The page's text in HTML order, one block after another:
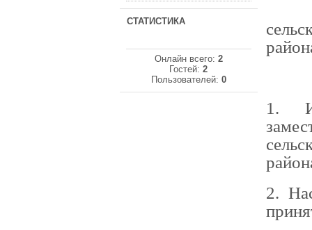
СТАТИСТИКА
Онлайн всего: 2
Гостей:2
Пользователей: 0
1.
2.